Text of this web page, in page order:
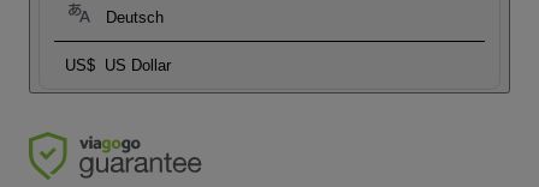
Deutsch
US$ US Dollar